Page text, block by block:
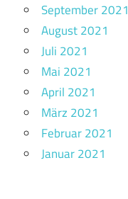
September 2021
August 2021
Juli 2021
Mai 2021
April 2021
März 2021
Februar 2021
Januar 2021